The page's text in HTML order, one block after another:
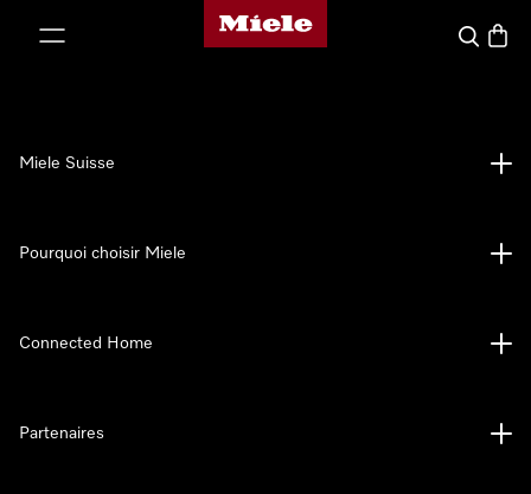
Page d'accueil de Miele
Search
Miele Suisse
Pourquoi choisir Miele
Connected Home
Partenaires